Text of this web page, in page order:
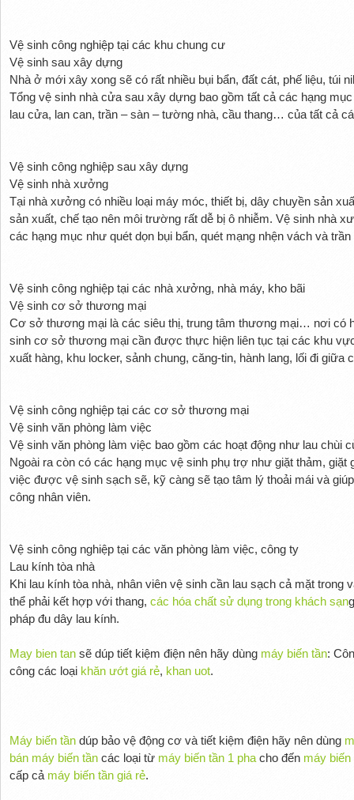
Vệ sinh công nghiệp tại các khu chung cư
Vệ sinh sau xây dựng
Nhà ở mới xây xong sẽ có rất nhiều bụi bẩn, đất cát, phế liệu,
Tổng vệ sinh nhà cửa sau xây dựng bao gồm tất cả các hạng
lau cửa, lan can, trần – sàn – tường nhà, cầu thang… của tất cả
Vệ sinh công nghiệp sau xây dựng
Vệ sinh nhà xưởng
Tại nhà xưởng có nhiều loại máy móc, thiết bị, dây chuyền sản
sản xuất, chế tạo nên môi trường rất dễ bị ô nhiễm. Vệ sinh nhà
các hạng mục như quét dọn bụi bẩn, quét mạng nhện vách và
Vệ sinh công nghiệp tại các nhà xưởng, nhà máy, kho bãi
Vệ sinh cơ sở thương mại
Cơ sở thương mại là các siêu thị, trung tâm thương mại… nơi có
sinh cơ sở thương mại cần được thực hiện liên tục tại các khu
xuất hàng, khu locker, sảnh chung, căng-tin, hành lang, lối đi giữa
Vệ sinh công nghiệp tại các cơ sở thương mại
Vệ sinh văn phòng làm việc
Vệ sinh văn phòng làm việc bao gồm các hoạt động như lau chùi
Ngoài ra còn có các hạng mục vệ sinh phụ trợ như giặt thảm,
việc được vệ sinh sạch sẽ, kỹ càng sẽ tạo tâm lý thoải mái và
công nhân viên.
Vệ sinh công nghiệp tại các văn phòng làm việc, công ty
Lau kính tòa nhà
Khi lau kính tòa nhà, nhân viên vệ sinh cần lau sạch cả mặt trong
thể phải kết hợp với thang, các hóa chất sử dụng trong khách sạn
pháp đu dây lau kính.
May bien tansẽ dúp tiết kiệm điện nên hãy dùng máy biến tần:
công các loại khăn ướt giá rẻ, khan uot.
Máy biến tầndúp bảo vệ động cơ và tiết kiệm điện hãy nên dùng
bán máy biến tầncác loại từ máy biến tần 1 phacho đến máy biến
cấp cả máy biến tần giá rẻ.